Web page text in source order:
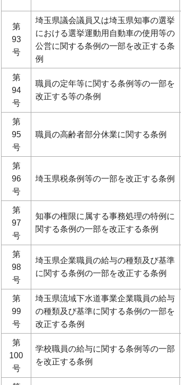
第
93
号
埼玉県議会議員又は埼玉県知事の選挙
における選挙運動用自動車の使用等の
公営に関する条例の一部を改正する条
例
第
94
号
職員の定年等に関する条例等の一部を
改正する等の条例
第
95
号
職員の高齢者部分休業に関する条例
第
96
号
埼玉県税条例等の一部を改正する条例
第
97
号
知事の権限に属する事務処理の特例に
関する条例の一部を改正する条例
第
98
号
埼玉県企業職員の給与の種類及び基準
に関する条例の一部を改正する条例
第
99
号
埼玉県流域下水道事業企業職員の給与
の種類及び基準に関する条例の一部を
改正する条例
第
100
号
学校職員の給与に関する条例等の一部
を改正する条例